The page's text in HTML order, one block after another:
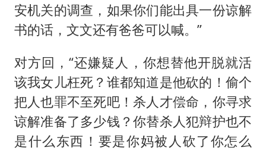
安机关的调查，如果你们能出具一份谅解
书的话，文文还有爸爸可以喊。”
对方回，“还嫌疑人，你想替他开脱就活
该我女儿枉死？谁都知道是他砍的！偷个
把人也罪不至死吧！杀人才偿命，你寻求
谅解准备了多少钱？你替杀人犯辩护也不
是什么东西！要是你妈被人砍了你怎么